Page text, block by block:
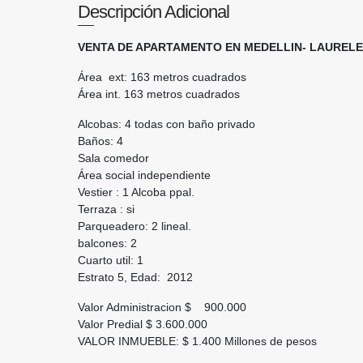
Descripción Adicional
VENTA DE APARTAMENTO EN MEDELLIN-
Área ext: 163 metros cuadrados
Área int. 163 metros cuadrados
Alcobas: 4 todas con baño privado
Baños: 4
Sala comedor
Área social independiente
Vestier : 1 Alcoba ppal.
Terraza : si
Parqueadero: 2 lineal.
balcones: 2
Cuarto util: 1
Estrato 5, Edad: 2012
Valor Administracion $ 900.000
Valor Predial $ 3.600.000
VALOR INMUEBLE: $ 1.400 Millones de pesos